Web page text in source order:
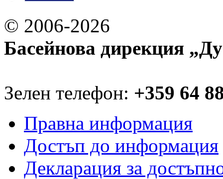
© 2006-2026
Басейнова дирекция
Зелен телефон: +359 64
Правна информация
Достъп до информация
Декларация за